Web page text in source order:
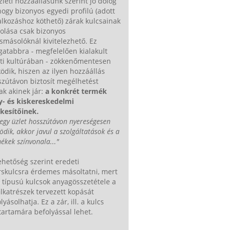
bizonyos egyedi profilú (adott
köthető) zárak kulcsainak
csak bizonyos
kivitelezhető. Ez
- megfelelően kialakult
kultúrában - zökkenőmentesen
hiszen az ilyen hozzáállás
biztosít megélhetést
akinek jár: a konkrét termék
és kiskereskedelmi
üzlet hosszútávon nyereségesen
akkor javul a szolgáltatások és a
színvonala..."
szerint eredeti
érdemes másoltatni, mert
típusú kulcsok anyagösszetétele a
tervezett kopását
Ez a zár, ill. a kulcs
befolyással lehet.